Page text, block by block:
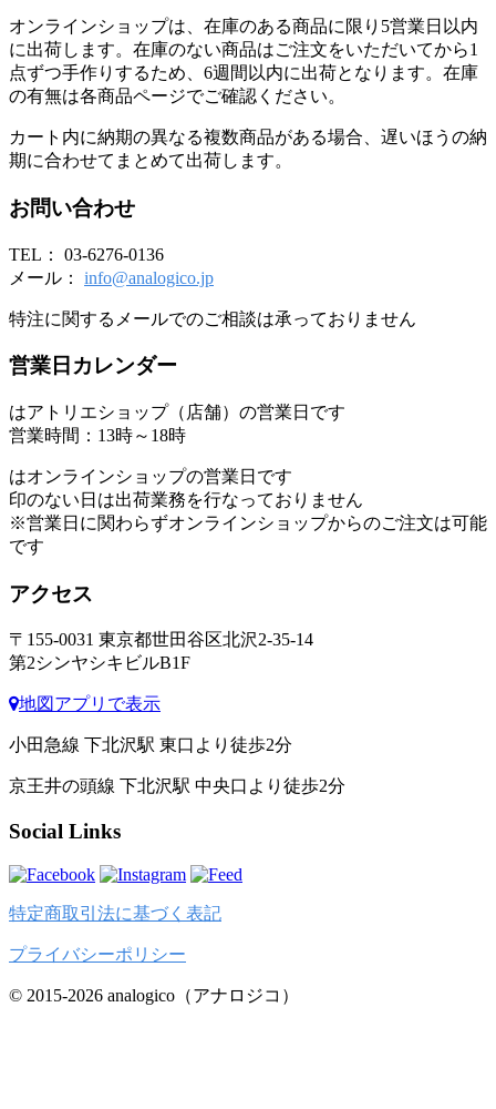
オンラインショップは、在庫のある商品に限り5営業日以内
に出荷します。在庫のない商品はご注文をいただいてから1
点ずつ手作りするため、6週間以内に出荷となります。在庫
の有無は各商品ページでご確認ください。
カート内に納期の異なる複数商品がある場合、遅いほうの納
期に合わせてまとめて出荷します。
お問い合わせ
TEL： 03-6276-0136
メール： info@analogico.jp
特注に関するメールでのご相談は承っておりません
営業日カレンダー
はアトリエショップ（店舗）の営業日です
営業時間：13時～18時
はオンラインショップの営業日です
印のない日は出荷業務を行なっておりません
※営業日に関わらずオンラインショップからのご注文は可能
です
アクセス
〒155-0031 東京都世田谷区北沢2-35-14
第2シンヤシキビルB1F
地図アプリで表示
小田急線 下北沢駅 東口より徒歩2分
京王井の頭線 下北沢駅 中央口より徒歩2分
Social Links
特定商取引法に基づく表記
プライバシーポリシー
© 2015-2026 analogico（アナロジコ）